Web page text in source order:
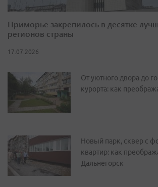
Приморье закрепилось в десятке
регионов страны
17.07.2026
От уютного двора до
курорта: как
Новый парк, сквер с
квартир: как
Дальнегорск